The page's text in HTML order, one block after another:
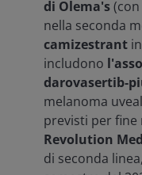
di Olema's
nella seconda
camizestrant in
includono
melanoma
previsti per fine
Revolution
di seconda